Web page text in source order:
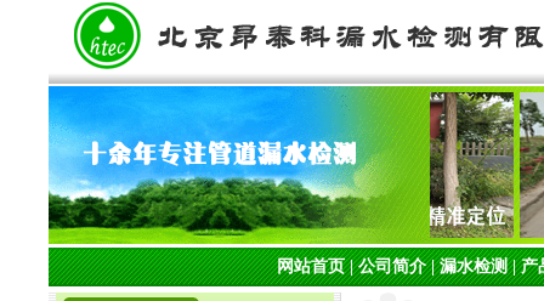
网站首页|公司简介|漏水检测|产